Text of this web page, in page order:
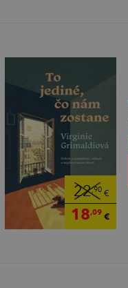
22,90€
18,09€